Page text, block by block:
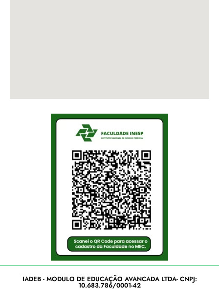
IADEB - MODULO DE EDUCAÇÃO AVANCADA LTDA- CNPJ:
10.683.786/0001-42